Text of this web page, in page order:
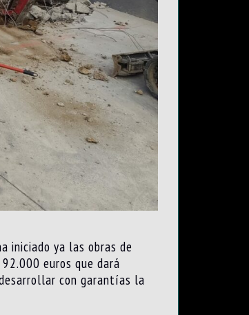
iniciado ya las obras de
euros que dará
con garantías la